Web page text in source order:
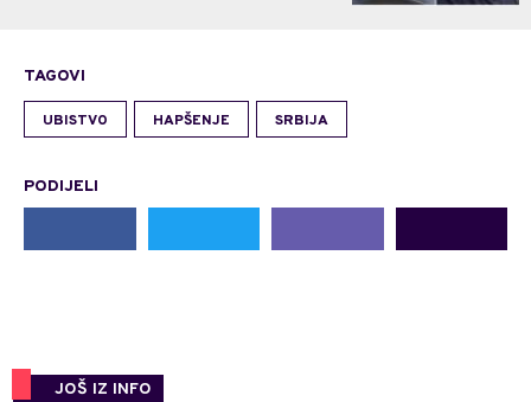
TAGOVI
UBISTVO HAPŠENJE SRBIJA
PODIJELI
JOŠ IZ INFO